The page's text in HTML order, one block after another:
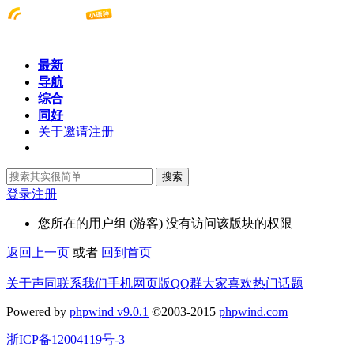
最新
导航
综合
同好
关于邀请注册
搜索
登录注册
您所在的用户组 (游客) 没有访问该版块的权限
返回上一页 或者 回到首页
关于声同联系我们手机网页版QQ群大家喜欢热门话题
Powered by phpwind v9.0.1 ©2003-2015 phpwind.com
浙ICP备12004119号-3